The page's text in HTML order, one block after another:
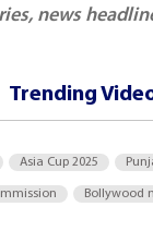
news
Trending
Asia Cup 2025
Bollywood